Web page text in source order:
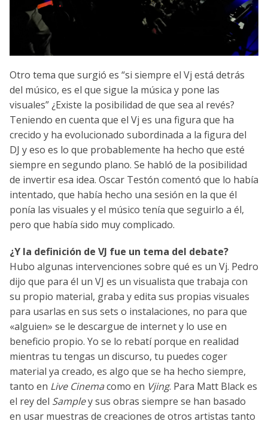
Otro tema que surgió es “si siempre el Vj está detrás
del músico, es el que sigue la música y pone las
visuales” ¿Existe la posibilidad de que sea al revés?
Teniendo en cuenta que el Vj es una figura que ha
crecido y ha evolucionado subordinada a la figura del
DJ y eso es lo que probablemente ha hecho que esté
siempre en segundo plano. Se habló de la posibilidad
de invertir esa idea. Oscar Testón comentó que lo había
intentado, que había hecho una sesión en la que él
ponía las visuales y el músico tenía que seguirlo a él,
pero que había sido muy complicado.
¿Y la definición de VJ fue un tema del debate?
Hubo algunas intervenciones sobre qué es un Vj. Pedro
dijo que para él un VJ es un visualista que trabaja con
su propio material, graba y edita sus propias visuales
para usarlas en sus sets o instalaciones, no para que
«alguien» se le descargue de internet y lo use en
beneficio propio. Yo se lo rebatí porque en realidad
mientras tu tengas un discurso, tu puedes coger
material ya creado, es algo que se ha hecho siempre,
tanto en Live Cinemacomo en Vjing. Para Matt Black es
el rey del Sampley sus obras siempre se han basado
en usar muestras de creaciones de otros artistas tanto